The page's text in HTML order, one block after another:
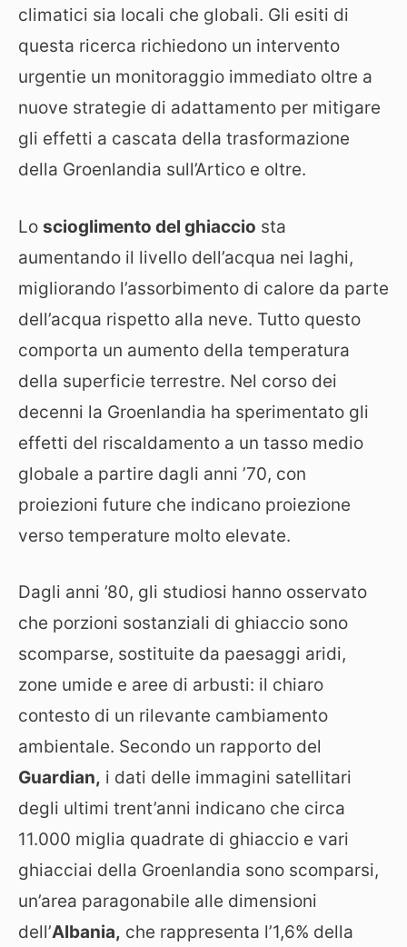
climatici sia locali che globali. Gli esiti di
questa ricerca richiedono un intervento
urgentie un monitoraggio immediato oltre a
nuove strategie di adattamento per mitigare
gli effetti a cascata della trasformazione
della Groenlandia sull’Artico e oltre.
Lo scioglimento del ghiaccio sta
aumentando il livello dell’acqua nei laghi,
migliorando l’assorbimento di calore da parte
dell’acqua rispetto alla neve. Tutto questo
comporta un aumento della temperatura
della superficie terrestre. Nel corso dei
decenni la Groenlandia ha sperimentato gli
effetti del riscaldamento a un tasso medio
globale a partire dagli anni ’70, con
proiezioni future che indicano proiezione
verso temperature molto elevate.
Dagli anni ’80, gli studiosi hanno osservato
che porzioni sostanziali di ghiaccio sono
scomparse, sostituite da paesaggi aridi,
zone umide e aree di arbusti: il chiaro
contesto di un rilevante cambiamento
ambientale. Secondo un rapporto del
Guardian, i dati delle immagini satellitari
degli ultimi trent’anni indicano che circa
11.000 miglia quadrate di ghiaccio e vari
ghiacciai della Groenlandia sono scomparsi,
un’area paragonabile alle dimensioni
dell’Albania, che rappresenta l’1,6% della